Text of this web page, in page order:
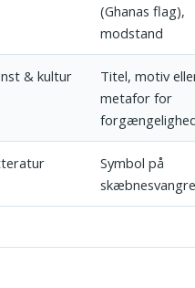
(Ghanas flag),
modstand
& kultur
Titel, motiv
metafor for
Symbol på